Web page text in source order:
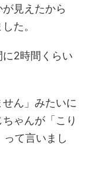
見えたから
た。
2時間くらい
ん」みたいに
ゃんが「こり
て言いまし